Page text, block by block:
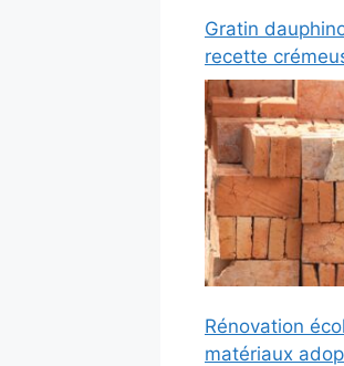
Gratin
recette
Rénovation
matériaux